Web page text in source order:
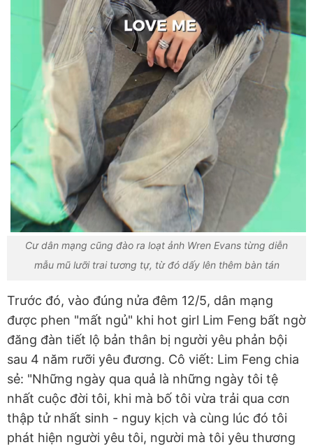
Cư dân mạng cũng đào ra loạt ảnh Wren Evans từng diễn
mẫu mũ lưỡi trai tương tự, từ đó dấy lên thêm bàn tán
Trước đó, vào đúng nửa đêm 12/5, dân mạng
được phen "mất ngủ" khi hot girl Lim Feng bất ngờ
đăng đàn tiết lộ bản thân bị người yêu phản bội
sau 4 năm rưỡi yêu đương. Cô viết: Lim Feng chia
sẻ: "Những ngày qua quả là những ngày tôi tệ
nhất cuộc đời tôi, khi mà bố tôi vừa trải qua cơn
thập tử nhất sinh - nguy kịch và cùng lúc đó tôi
phát hiện người yêu tôi, người mà tôi yêu thương